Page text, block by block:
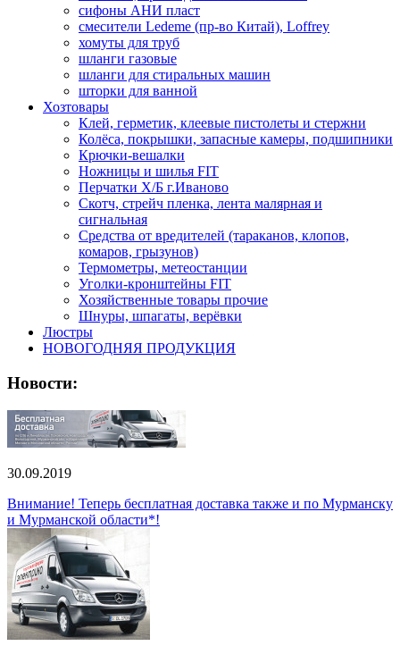
сифоны АНИ пласт
смесители Ledeme (пр-во Китай), Loffrey
хомуты для труб
шланги газовые
шланги для стиральных машин
шторки для ванной
Хозтовары
Клей, герметик, клеевые пистолеты и стержни
Колёса, покрышки, запасные камеры, подшипники
Крючки-вешалки
Ножницы и шилья FIT
Перчатки Х/Б г.Иваново
Скотч, стрейч пленка, лента малярная и
сигнальная
Средства от вредителей (тараканов, клопов,
комаров, грызунов)
Термометры, метеостанции
Уголки-кронштейны FIT
Хозяйственные товары прочие
Шнуры, шпагаты, верёвки
Люстры
НОВОГОДНЯЯ ПРОДУКЦИЯ
Новости:
30.09.2019
Внимание! Теперь бесплатная доставка также и по Мурманску
и Мурманской области*!